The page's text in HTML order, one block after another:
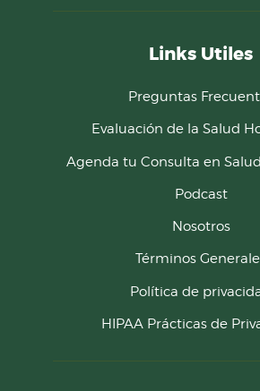
Links Utiles
Preguntas
Evaluación de la Salud
Agenda tu Consulta en
Podcast
Nosotros
Términos
Política de
HIPAA Prácticas de